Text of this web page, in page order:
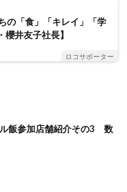
の「食」「キレイ」「学
井友子社長】
ロコサポーター
飯参加店舗紹介その3 数